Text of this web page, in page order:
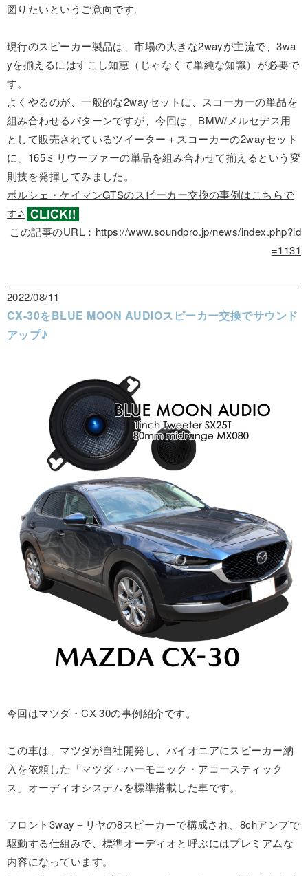
図りたいというご意向です。
現行のスピーカー製品は、市場の大きな2wayが主流で、3wa
yを揃えるにはすこし知恵（じゃなくて単純な知識）が必要で
す。
よくやるのが、一般的な2wayセットに、スコーカーの単品を
組み合わせるパターンですが、今回は、BMW/メルセデス用
として販売されているツイーター＋スコーカーの2wayセット
に、165ミリウーファーの単品を組み合わせて揃えるという変
則技を発揮してみました。
ポルシェ・ケイマンGTSのスピーカー交換の事例はこちらで
す♪
この記事のURL： https://www.soundpro.jp/news/index.php?id
=1131
2022/08/11
CX-30をBLUE MOON AUDIOスピーカー交換でサウンド
アップ♪
今回はマツダ・CX-30の事例紹介です。
この車は、マツダが自社開発し、パイオニアにスピーカー納
入を依頼した「マツダ・ハーモニック・アコースティック
ス」オーディオシステムを標準搭載した車です。
フロント3way＋リヤの8スピーカーで構成され、8chアンプで
駆動する仕組みで、標準オーディオと呼ぶにはプレミアムな
内容になっています。